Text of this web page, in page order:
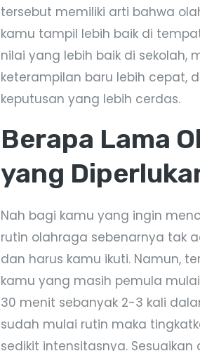
tersebut memiliki arti bahwa
kamu tampil lebih baik di
nilai yang lebih baik di sekolah,
keterampilan baru lebih cepat,
keputusan yang lebih cerdas.
Berapa Lama
yang
Nah bagi kamu yang ingin
rutin olahraga sebenarnya tak
dan harus kamu ikuti. Namun,
kamu yang masih pemula
30 menit sebanyak 2-3 kali
sudah mulai rutin maka
sedikit intensitasnya.